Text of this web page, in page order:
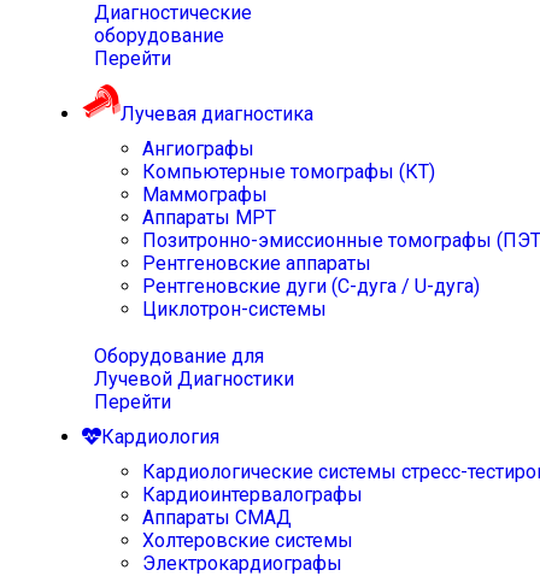
Диагностические
оборудование
Перейти
Лучевая диагностика
Ангиографы
Компьютерные томографы (КТ)
Маммографы
Аппараты МРТ
Позитронно-эмиссионные томографы
Рентгеновские аппараты
Рентгеновские дуги (С-дуга / U-дуга)
Циклотрон-системы
Оборудование для
Лучевой Диагностики
Перейти
Кардиология
Кардиологические системы стресс-
Кардиоинтервалографы
Аппараты СМАД
Холтеровские системы
Электрокардиографы